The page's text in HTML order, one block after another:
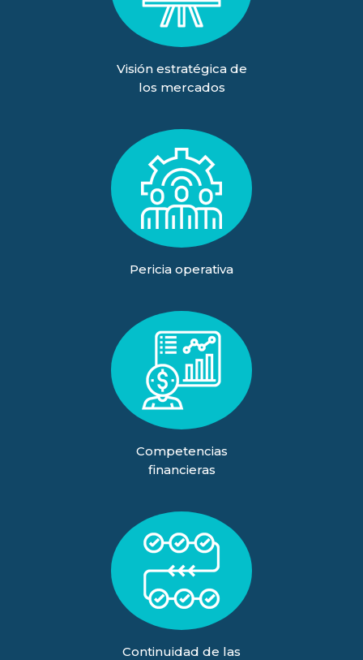
Visión estratégica de
los mercados
Pericia operativa
Competencias
financieras
Continuidad de las